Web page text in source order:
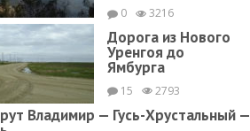
0 3216
Дорога из Нового
Уренгоя до
Ямбурга
15 2793
Владимир — Гусь-Хрустальный —